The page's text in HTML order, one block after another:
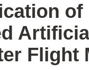
of
Flight